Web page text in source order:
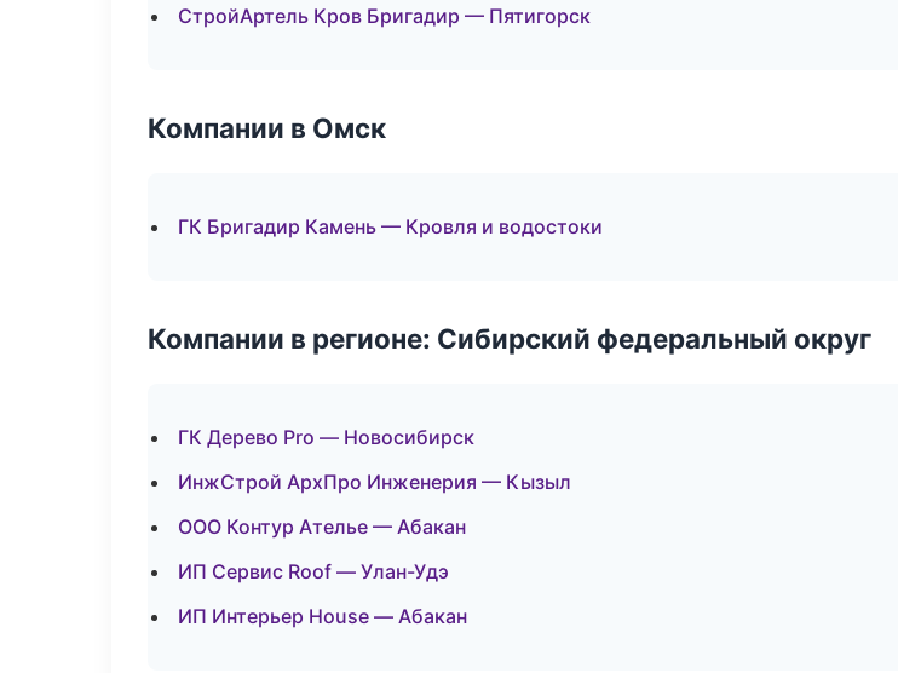
СтройАртель Кров Бригадир — Пятигорск
Компании в Омск
ГК Бригадир Камень — Кровля и водостоки
Компании в регионе: Сибирский федеральный округ
ГК Дерево Pro — Новосибирск
ИнжСтрой АрхПро Инженерия — Кызыл
ООО Контур Ателье — Абакан
ИП Сервис Roof — Улан-Удэ
ИП Интерьер House — Абакан